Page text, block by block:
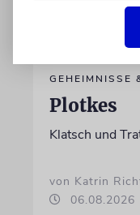
GEHEIMNISSE
Plotkes
Klatsch und
von Katrin
06.08.2026